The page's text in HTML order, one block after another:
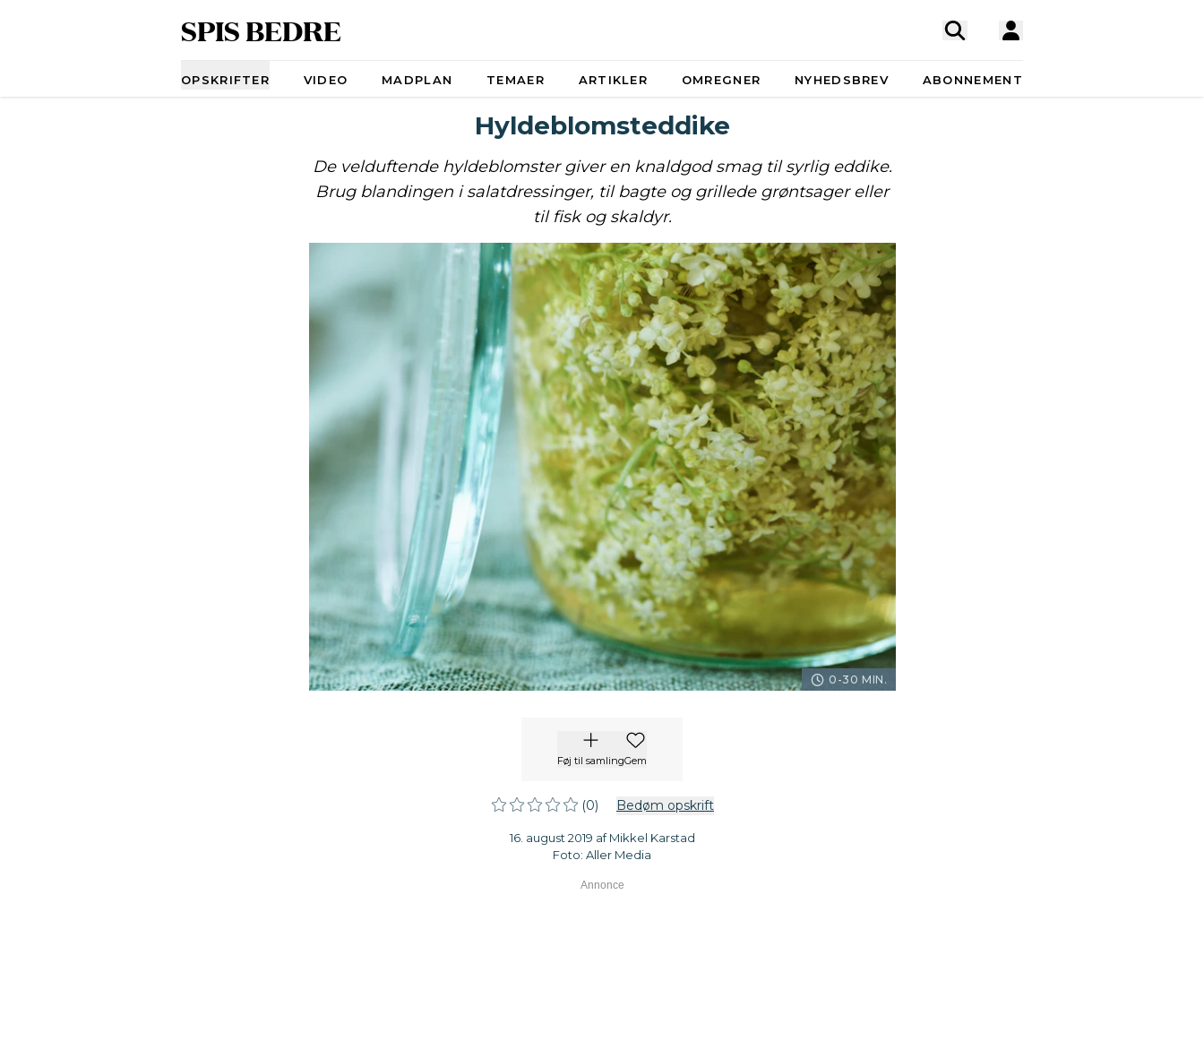
SPIS BEDRE
OPSKRIFTER VIDEO MADPLAN TEMAER ARTIKLER OMREGNER NYHEDSBREV ABONNEMENT
Hyldeblomsteddike
De velduftende hyldeblomster giver en knaldgod smag til syrlig eddike.
Brug blandingen i salatdressinger, til bagte og grillede grøntsager eller
til fisk og skaldyr.
0-30 MIN.
Føj til samlingGem
(0) Bedøm opskrift
16. august 2019 af Mikkel Karstad
Foto: Aller Media